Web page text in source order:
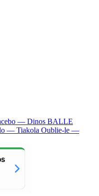
— Dinos BALLE
— Tiakola Oublie-le —